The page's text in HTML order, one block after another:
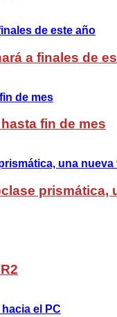
a finales de
fin de mes